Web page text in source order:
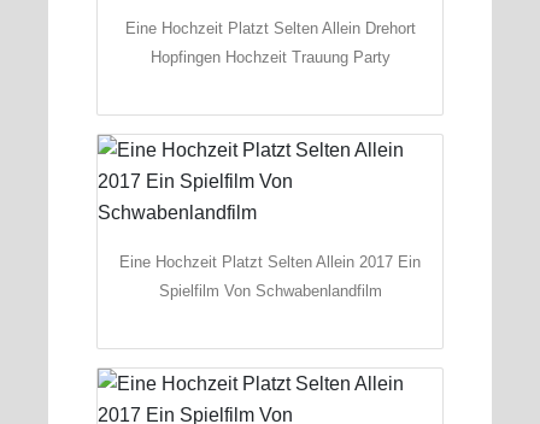
Eine Hochzeit Platzt Selten Allein Drehort
Hopfingen Hochzeit Trauung Party
Eine Hochzeit Platzt Selten Allein 2017 Ein
Spielfilm Von Schwabenlandfilm